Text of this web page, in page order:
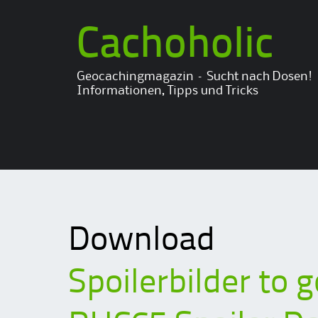
Cachoholic
Geocachingmagazin – Sucht nach Dosen!
Informationen, Tipps und Tricks
Download
Spoilerbilder to